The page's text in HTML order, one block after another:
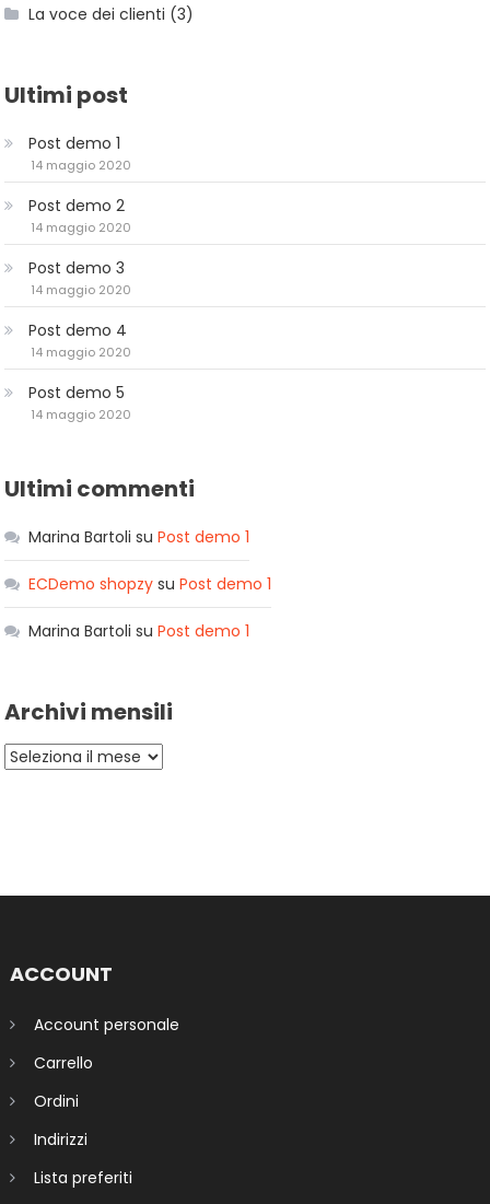
La voce dei clienti (3)
Ultimi post
Post demo 1
14 maggio 2020
Post demo 2
14 maggio 2020
Post demo 3
14 maggio 2020
Post demo 4
14 maggio 2020
Post demo 5
14 maggio 2020
Ultimi commenti
Marina Bartoli suPost demo 1
ECDemo shopzy suPost demo 1
Marina Bartoli suPost demo 1
Archivi mensili
Archivi
ACCOUNT
Account personale
Carrello
Ordini
Indirizzi
Lista preferiti